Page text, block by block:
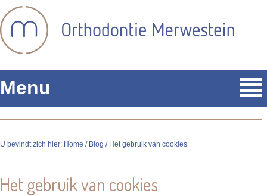
Menu
U bevindt zich hier: Home / Blog / Het gebruik van cookies
Het gebruik van cookies